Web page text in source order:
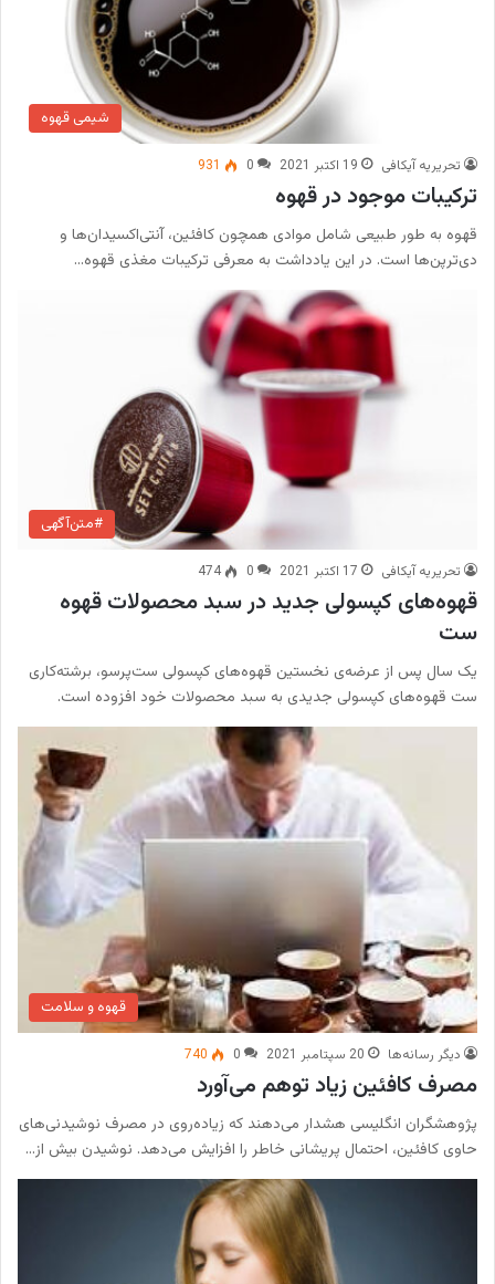
شیمی قهوه
تحریریه آیکافی 19 اکتبر 2021 0
931
ترکیبات موجود در قهوه
قهوه به طور طبیعی شامل موادی همچون کافئین، آنتی‌اکسیدان‌ها و
دی‌ترپن‌ها است. در این یادداشت به معرفی ترکیبات مغذی قهوه…
#متن‌آگهی
تحریریه آیکافی 17 اکتبر 2021 0
474
قهوه‌های کپسولی جدید در سبد محصولات قهوه
ست
یک سال پس از عرضه‌ی نخستین قهوه‌های کپسولی ست‌پرسو، برشته‌کاری
ست قهوه‌های کپسولی جدیدی به سبد محصولات خود افزوده است.
قهوه و سلامت
دیگر رسانه‌ها 20 سپتامبر 2021 0
740
مصرف کافئین زیاد توهم می‌آورد
پژوهشگران انگلیسی هشدار می‌‌دهند که زیاده‌روی در مصرف نوشیدنی‌های
حاوی کافئین،‌ احتمال پریشانی خاطر را افزایش می‌دهد. نوشیدن بیش از…